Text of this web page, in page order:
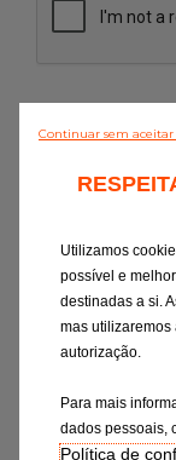
Ao
descrito na
Tenho o
(contacto:
A anulação
base no
anulação.
Continuar sem
Utilizamos
possível e
destinadas a si.
mas utilizaremos
autorização.
Para mais
dados pessoais,
Política de